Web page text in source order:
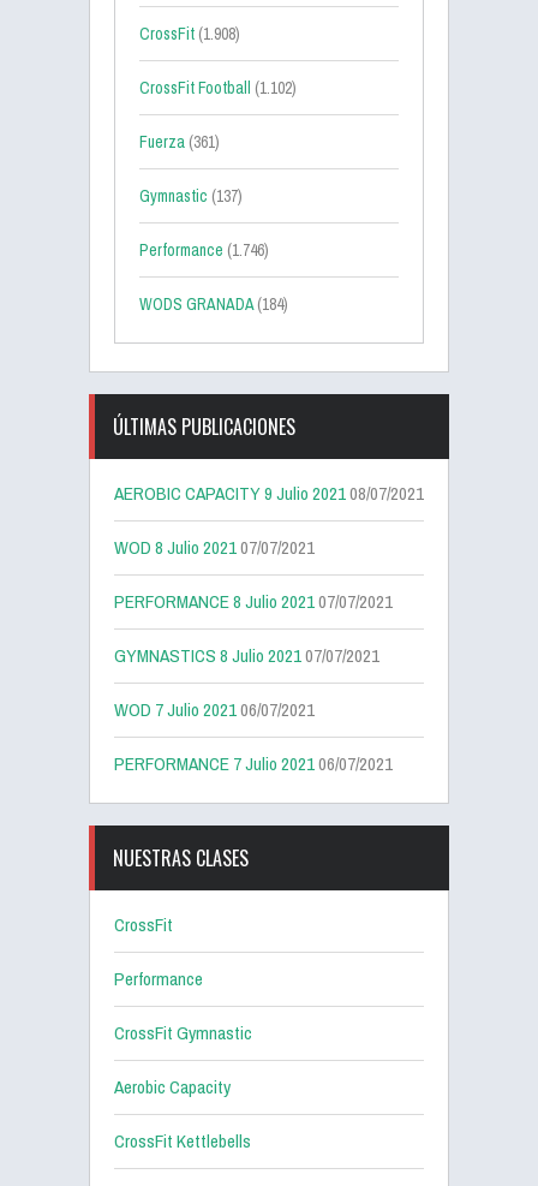
CrossFit (1.908)
CrossFit Football (1.102)
Fuerza (361)
Gymnastic (137)
Performance (1.746)
WODS GRANADA(184)
ÚLTIMAS PUBLICACIONES
AEROBIC CAPACITY 9 Julio 202108/07/2021
WOD 8 Julio 202107/07/2021
PERFORMANCE 8 Julio 202107/07/2021
GYMNASTICS 8 Julio 202107/07/2021
WOD 7 Julio 202106/07/2021
PERFORMANCE 7 Julio 202106/07/2021
NUESTRAS CLASES
CrossFit
Performance
CrossFit Gymnastic
Aerobic Capacity
CrossFit Kettlebells